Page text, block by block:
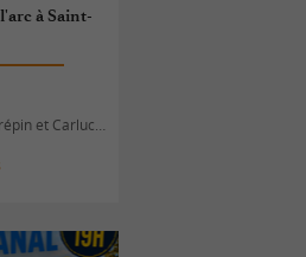
à Saint-
et Carlucet